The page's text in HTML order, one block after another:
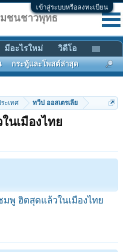
เข้าสู่ระบบหรือลงทะเบียน
ะเทศ ทวีป ออสเตรเลีย
นเมืองไทย
มพู ฮิตสุดแล้วในเมืองไทย
ชนชาวพุทธ
กระทู้และโพสต์ล่าสุด
มีอะไรใหม่ วิดีโอ